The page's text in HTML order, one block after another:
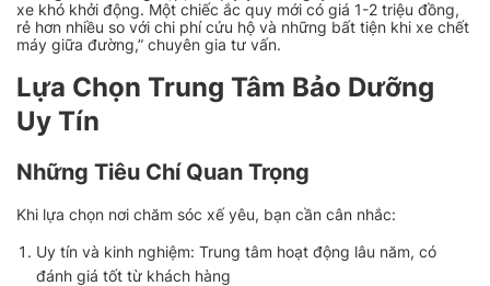
xe khó khởi động. Một chiếc ắc quy mới có giá 1-2 triệu đồng,
rẻ hơn nhiều so với chi phí cứu hộ và những bất tiện khi xe chết
máy giữa đường,” chuyên gia tư vấn.
Lựa Chọn Trung Tâm Bảo Dưỡng
Uy Tín
Những Tiêu Chí Quan Trọng
Khi lựa chọn nơi chăm sóc xế yêu, bạn cần cân nhắc:
Uy tín và kinh nghiệm: Trung tâm hoạt động lâu năm, có
đánh giá tốt từ khách hàng